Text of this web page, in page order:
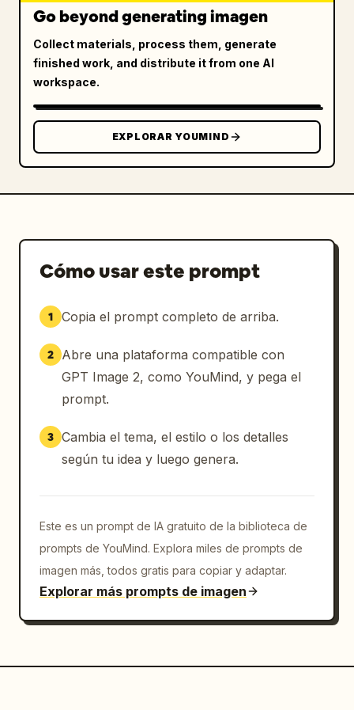
Go beyond generating imagen
Collect materials, process them, generate
finished work, and distribute it from one AI
workspace.
EXPLORAR YOUMIND
Cómo usar este prompt
1 Copia el prompt completo de arriba.
2
Abre una plataforma compatible con
GPT Image 2, como YouMind, y pega el
prompt.
3 Cambia el tema, el estilo o los detalles
según tu idea y luego genera.
Este es un prompt de IA gratuito de la biblioteca de
prompts de YouMind. Explora miles de prompts de
imagen más, todos gratis para copiar y adaptar.
Explorar más prompts de imagen